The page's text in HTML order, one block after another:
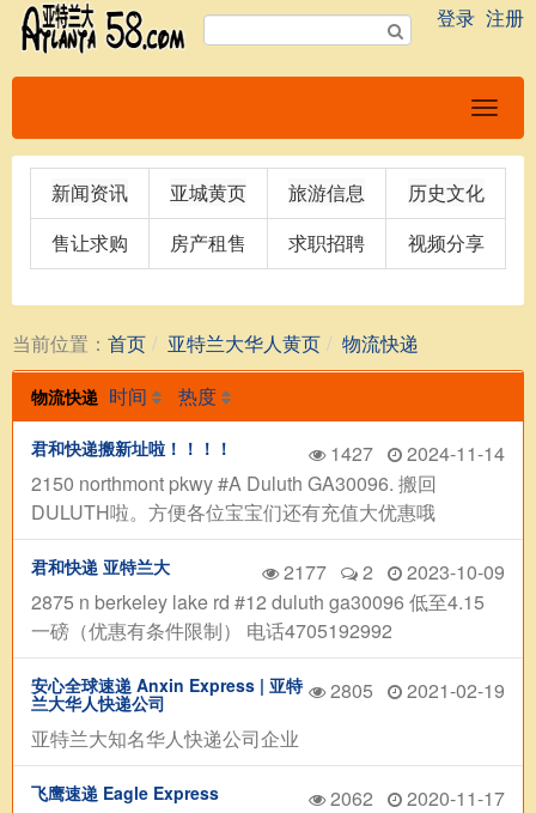
登录 注册
新闻资讯 亚城黄页 旅游信息 历史文化
售让求购 房产租售 求职招聘 视频分享
当前位置： 首页 亚特兰大华人黄页 物流快递
物流快递 时间 热度
1427 2024-11-14
君和快递搬新址啦！！！！
2150 northmont pkwy #A Duluth GA30096. 搬回
DULUTH啦。方便各位宝宝们还有充值大优惠哦
2177 2 2023-10-09
君和快递 亚特兰大
2875 n berkeley lake rd #12 duluth ga30096 低至4.15
一磅（优惠有条件限制） 电话4705192992
2805 2021-02-19
安心全球速递 Anxin Express | 亚特
兰大华人快递公司
亚特兰大知名华人快递公司企业
2062 2020-11-17
飞鹰速递 Eagle Express